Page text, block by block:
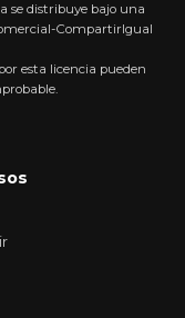
se distribuye bajo una
CompartirIgual
esta licencia pueden